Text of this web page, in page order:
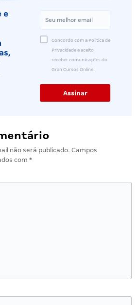
e
Concordo com a Política de
Privacidade e aceito
receber comunicações do
Gran Cursos Online.
não será publicado. Campos
com *